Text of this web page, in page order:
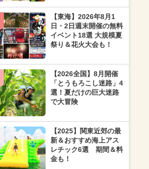
【東海】2026年8月1
日・2日週末開催の無料
イベント18選 大規模夏
祭り＆花火大会も！
【2026全国】8月開催
「とうもろこし迷路」4
選！夏だけの巨大迷路
で大冒険
【2025】関東近郊の最
新＆おすすめ海上アス
レチック6選 期間＆料
金も！